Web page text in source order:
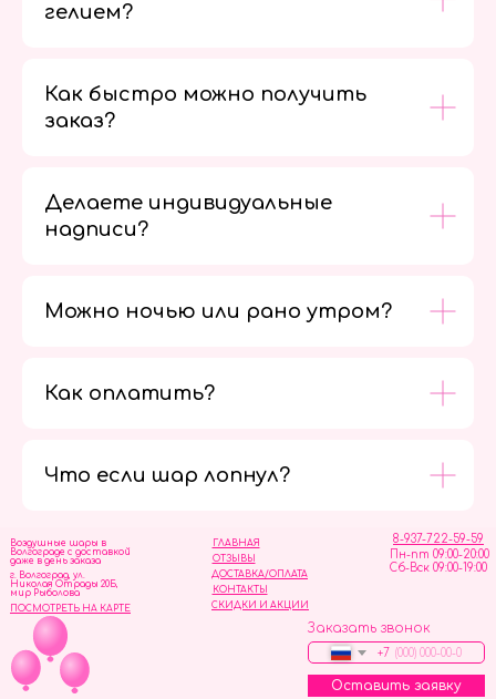
гелием?
Как быстро можно получить
заказ?
Делаете индивидуальные
надписи?
Можно ночью или рано утром?
Как оплатить?
Что если шар лопнул?
ОТЗЫВЫ
ГЛАВНАЯ
ДОСТАВКА/ОПЛАТА
СКИДКИ И АКЦИИ
КОНТАКТЫ
8-937-722-59-59
Пн-пт 09:00-20:00
Сб-Вск 09:00-19:00
Воздушные шары в
Волгограде с доставкой
даже в день заказа
Заказать звонок
+7
Оставить заявку
г. Волгоград, ул.
Николая Отрады 20Б,
мир Рыболова
ПОСМОТРЕТЬ НА КАРТЕ